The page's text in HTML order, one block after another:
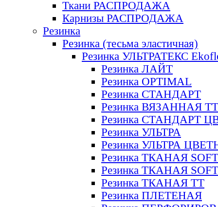
Ткани РАСПРОДАЖА
Карнизы РАСПРОДАЖА
Резинка
Резинка (тесьма эластичная)
Резинка УЛЬТРАТЕКС
Резинка ЛАЙТ
Резинка OPTIMAL
Резинка СТАНДАРТ
Резинка ВЯЗАННАЯ ТТ
Резинка СТАНДАРТ
Резинка УЛЬТРА
Резинка УЛЬТРА
Резинка ТКАНАЯ SOFT
Резинка ТКАНАЯ
Резинка ТКАНАЯ ТТ
Резинка ПЛЕТЕНАЯ